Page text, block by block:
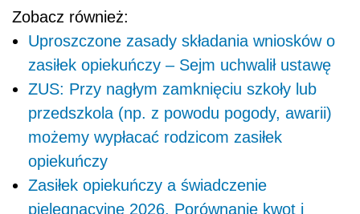
Zobacz również:
Uproszczone zasady składania wniosków o
zasiłek opiekuńczy – Sejm uchwalił ustawę
ZUS: Przy nagłym zamknięciu szkoły lub
przedszkola (np. z powodu pogody, awarii)
możemy wypłacać rodzicom zasiłek
opiekuńczy
Zasiłek opiekuńczy a świadczenie
pielęgnacyjne 2026. Porównanie kwot i